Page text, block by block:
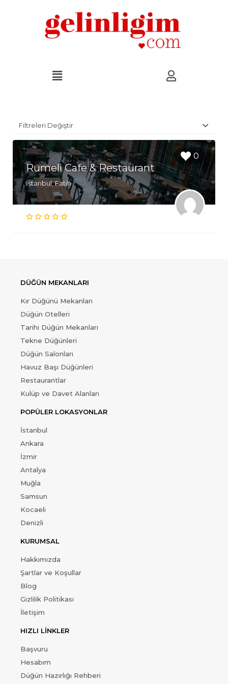
Filtreleri Değiştir
0
Rumeli Cafe & Restaurant
İstanbul, Fatih
DÜĞÜN MEKANLARI
Kır Düğünü Mekanları
Düğün Otelleri
Tarihi Düğün Mekanları
Tekne Düğünleri
Düğün Salonları
Havuz Başı Düğünleri
Restaurantlar
Kulüp ve Davet Alanları
POPÜLER LOKASYONLAR
İstanbul
Ankara
İzmir
Antalya
Muğla
Samsun
Kocaeli
Denizli
KURUMSAL
Hakkımızda
Şartlar ve Koşullar
Blog
Gizlilik Politikası
İletişim
HIZLI LİNKLER
Başvuru
Hesabım
Düğün Hazırlığı Rehberi